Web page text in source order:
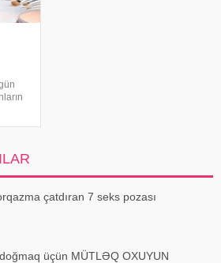
çatdıran 7 seks pozası
üçün MÜTLƏQ OXUYUN